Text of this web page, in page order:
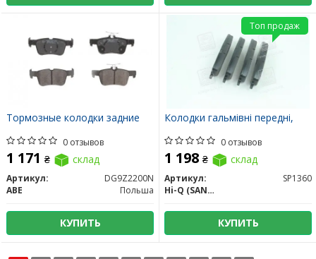
Тормозные колодки задние
0 отзывов
1 171 ₴ склад
Артикул:
DG9Z2200N
ABE
Польша
КУПИТЬ
Колодки гальмівні передні,
0 отзывов
1 198 ₴ склад
Артикул:
SP1360
Hi-Q (SANGSIN)
КУПИТЬ
Топ продаж